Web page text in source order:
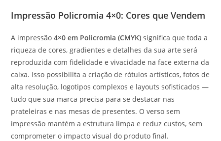
Impressão Policromia 4×0: Cores que Vendem
A impressão4×0 em Policromia (CMYK) significa que toda a
riqueza de cores, gradientes e detalhes da sua arte será
reproduzida com fidelidade e vivacidade na face externa da
caixa. Isso possibilita a criação de rótulos artísticos, fotos de
alta resolução, logotipos complexos e layouts sofisticados —
tudo que sua marca precisa para se destacar nas
prateleiras e nas mesas de presentes. O verso sem
impressão mantém a estrutura limpa e reduz custos, sem
comprometer o impacto visual do produto final.